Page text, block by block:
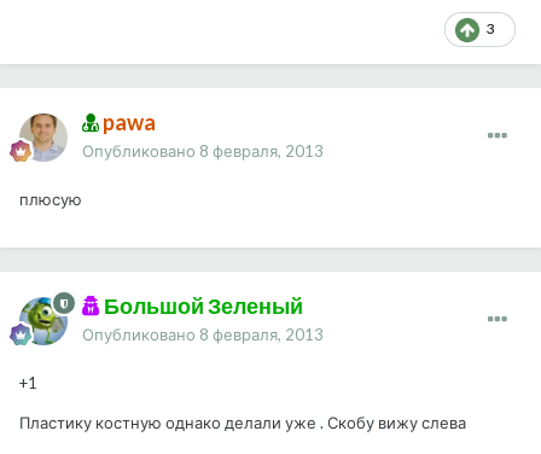
3
pawa
Опубликовано 8 февраля, 2013
плюсую
Большой Зеленый
Опубликовано 8 февраля, 2013
+1
Пластику костную однако делали уже . Скобу вижу слева